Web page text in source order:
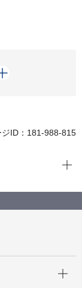
ジID：181-988-815
市内の患者確
現在